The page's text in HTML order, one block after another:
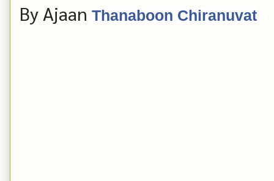
By Ajaan Thanaboon Chiranuvat